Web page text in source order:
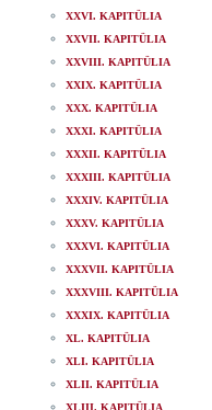
XXVI. KAPITÜLIA
XXVII. KAPITÜLIA
XXVIII. KAPITÜLIA
XXIX. KAPITÜLIA
XXX. KAPITÜLIA
XXXI. KAPITÜLIA
XXXII. KAPITÜLIA
XXXIII. KAPITÜLIA
XXXIV. KAPITÜLIA
XXXV. KAPITÜLIA
XXXVI. KAPITÜLIA
XXXVII. KAPITÜLIA
XXXVIII. KAPITÜLIA
XXXIX. KAPITÜLIA
XL. KAPITÜLIA
XLI. KAPITÜLIA
XLII. KAPITÜLIA
XLIII. KAPITÜLIA